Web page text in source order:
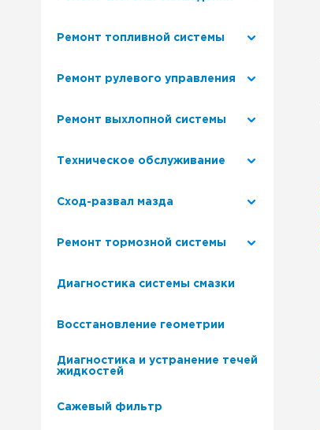
Ремонт топливной системы
Ремонт рулевого управления
Ремонт выхлопной системы
Техническое обслуживание
Сход-развал мазда
Ремонт тормозной системы
Диагностика системы смазки
Восстановление геометрии
Диагностика и устранение течей
жидкостей
Сажевый фильтр